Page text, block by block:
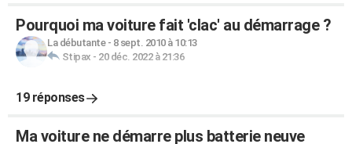
Pourquoi ma voiture fait 'clac' au démarrage ?
La débutante- 8 sept. 2010 à 10:13
Stipax - 20 déc. 2022 à 21:36
19 réponses
Ma voiture ne démarre plus batterie neuve